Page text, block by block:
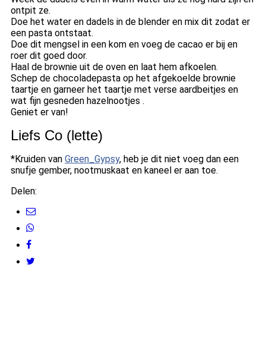
ontpit ze.
Doe het water en dadels in de blender en mix dit zodat er
een pasta ontstaat.
Doe dit mengsel in een kom en voeg de cacao er bij en
roer dit goed door.
Haal de brownie uit de oven en laat hem afkoelen.
Schep de chocoladepasta op het afgekoelde brownie
taartje en garneer het taartje met verse aardbeitjes en
wat fijn gesneden hazelnootjes .
Geniet er van!
Liefs Co (lette)
*Kruiden van Green_Gypsy, heb je dit niet voeg dan een
snufje gember, nootmuskaat en kaneel er aan toe.
Delen: